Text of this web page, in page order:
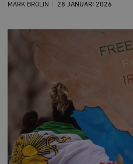
MARK BROLIN 28 JANUARI 2026